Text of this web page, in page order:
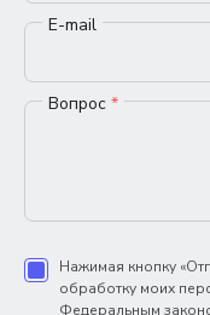
E-mail
Вопрос *
Нажимая кнопку
обработку моих
Федеральным